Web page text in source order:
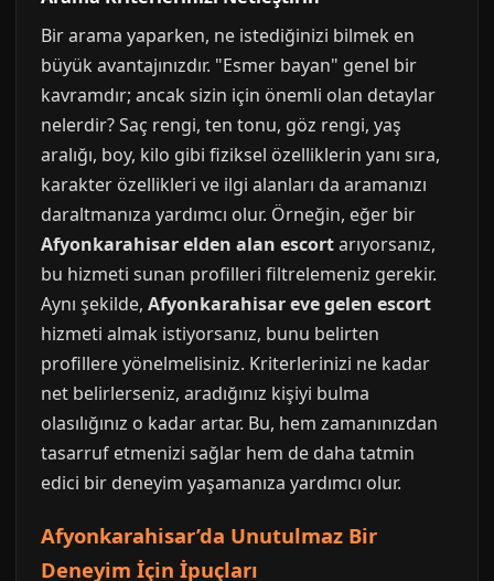
Bir arama yaparken, ne istediğinizi bilmek en
büyük avantajınızdır. "Esmer bayan" genel bir
kavramdır; ancak sizin için önemli olan detaylar
nelerdir? Saç rengi, ten tonu, göz rengi, yaş
aralığı, boy, kilo gibi fiziksel özelliklerin yanı sıra,
karakter özellikleri ve ilgi alanları da aramanızı
daraltmanıza yardımcı olur. Örneğin, eğer bir
Afyonkarahisar elden alan escortarıyorsanız,
bu hizmeti sunan profilleri filtrelemeniz gerekir.
Aynı şekilde, Afyonkarahisar eve gelen escort
hizmeti almak istiyorsanız, bunu belirten
profillere yönelmelisiniz. Kriterlerinizi ne kadar
net belirlerseniz, aradığınız kişiyi bulma
olasılığınız o kadar artar. Bu, hem zamanınızdan
tasarruf etmenizi sağlar hem de daha tatmin
edici bir deneyim yaşamanıza yardımcı olur.
Afyonkarahisar’da Unutulmaz Bir
Deneyim İçin İpuçları